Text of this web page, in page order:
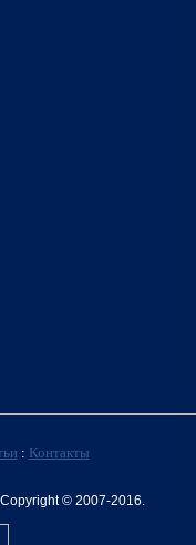
: Контакты
© 2007-2016.